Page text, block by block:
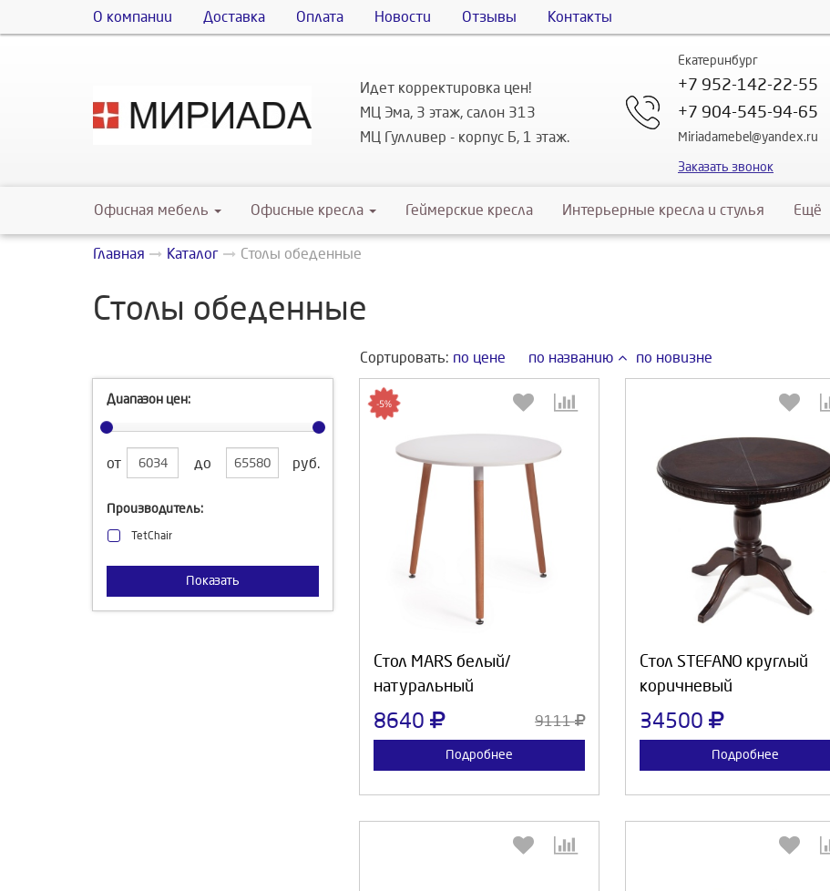
О компании Доставка Оплата Новости Отзывы Контакты
Идет корректировка цен!
МЦ Эма, 3 этаж, салон 313
МЦ Гулливер - корпус Б, 1 этаж.
Екатеринбург
+7 952-142-22-55
+7 904-545-94-65
Miriadamebel@yandex.ru
Заказать звонок
Офисная мебель Офисные кресла Геймерские кресла Интерьерные кресла и стулья Ещё
Главная Каталог Столы обеденные
Столы обеденные
Сортировать: по цене по названию по новизне
Диапазон цен:
от до руб.
Производитель:
TetChair
Показать
Стол MARS белый/
натуральный
-5%
8640 9111
Подробнее
Выберите количество:
Продолжить
Стол STEFANO круглый
коричневый
34500
Подробнее
Выберите количество:
Продолжить